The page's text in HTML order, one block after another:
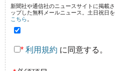
新聞社や通信社のニュースサイトに掲載
ップした無料メールニュース。土日祝日
こちら
* 利用規約 に同意する。